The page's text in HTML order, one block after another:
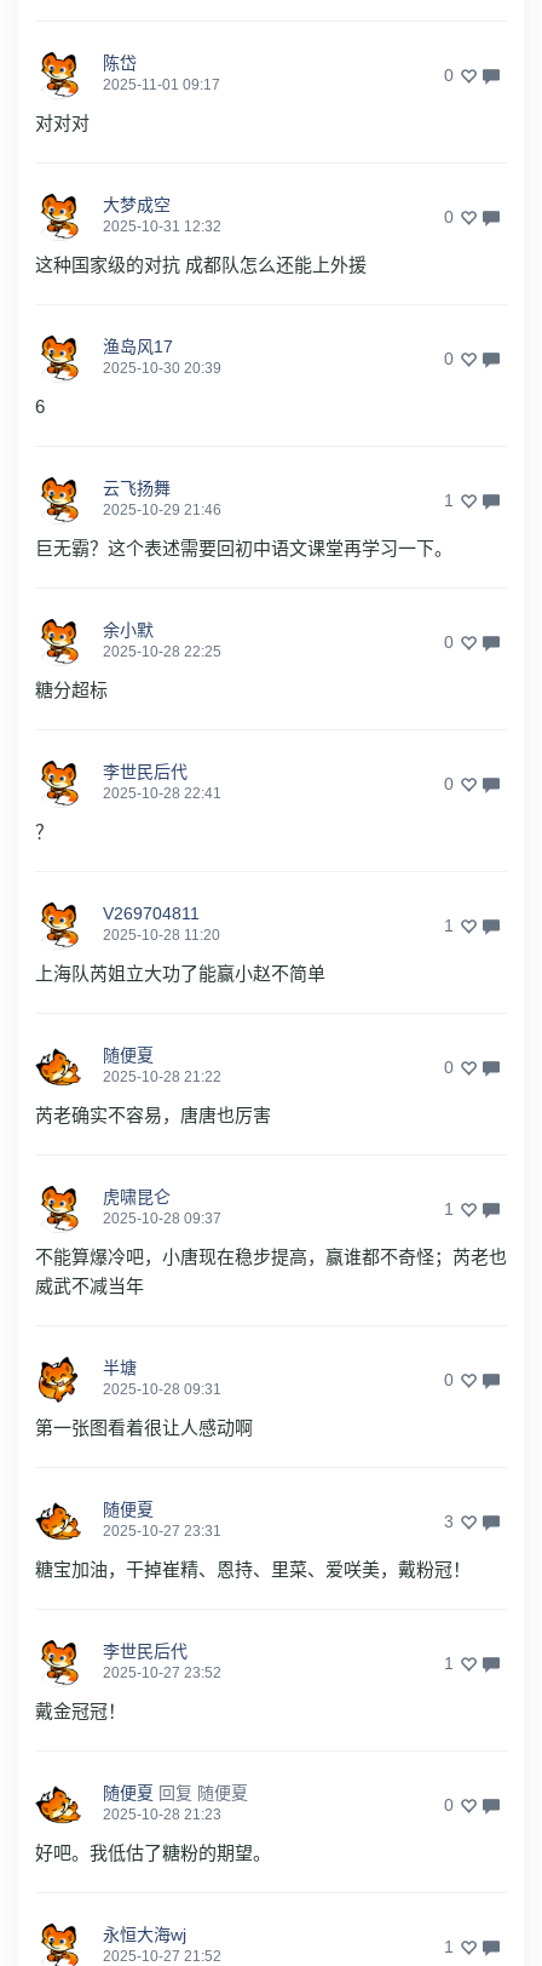
陈岱
2025-11-01 09:17 0
对对对
大梦成空
2025-10-31 12:32 0
这种国家级的对抗 成都队怎么还能上外援
渔岛风17
2025-10-30 20:39 0
6
云飞扬舞
2025-10-29 21:46 1
巨无霸？这个表述需要回初中语文课堂再学习一下。
余小默
2025-10-28 22:25 0
糖分超标
李世民后代
2025-10-28 22:41 0
？
V269704811
2025-10-28 11:20 1
上海队芮姐立大功了能赢小赵不简单
随便夏
2025-10-28 21:22 0
芮老确实不容易，唐唐也厉害
虎啸昆仑
2025-10-28 09:37 1
不能算爆冷吧，小唐现在稳步提高，赢谁都不奇怪；芮老也
威武不减当年
半塘
2025-10-28 09:31 0
第一张图看着很让人感动啊
随便夏
2025-10-27 23:31 3
糖宝加油，干掉崔精、恩持、里菜、爱咲美，戴粉冠！
李世民后代
2025-10-27 23:52 1
戴金冠冠！
随便夏 回复 随便夏
2025-10-28 21:23 0
好吧。我低估了糖粉的期望。
永恒大海wj
2025-10-27 21:52 1